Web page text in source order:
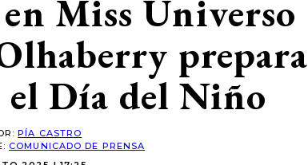
Miss Universo
prepara
Día del Niño
PÍA CASTRO
COMUNICADO DE PRENSA